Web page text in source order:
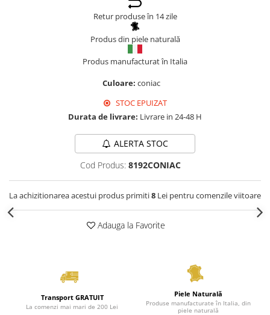
Retur produse în 14 zile
Produs din piele naturală
Produs manufacturat în Italia
Culoare: coniac
STOC EPUIZAT
Durata de livrare: Livrare in 24-48 H
ALERTA STOC
Cod Produs: 8192CONIAC
La achizitionarea acestui produs primiti8 Lei pentru comenzile viitoare
Adauga la Favorite
Transport GRATUIT
La comenzi mai mari de 200 Lei
Piele Naturală
Produse manufacturate în Italia, din
piele naturală